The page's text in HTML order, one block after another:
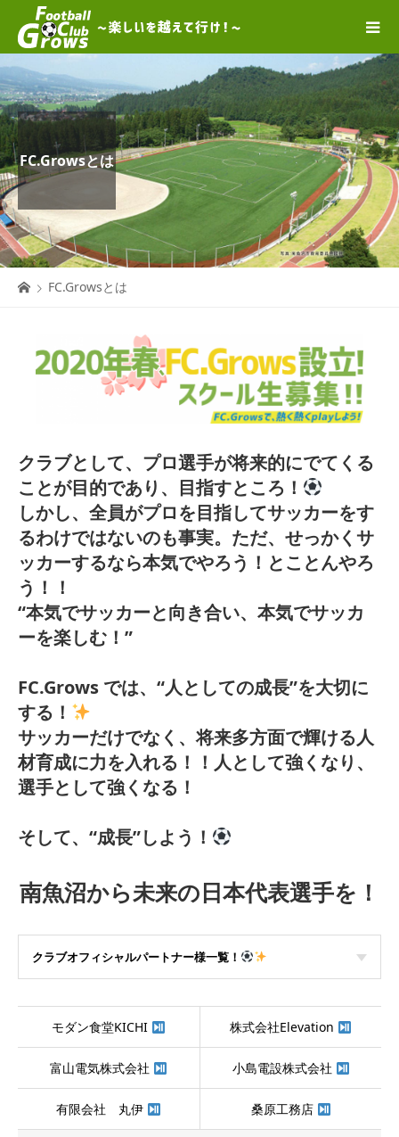
FC.Growsとは
FC.Growsとは
クラブとして、プロ選手が将来的にでてくる
ことが目的であり、目指すところ！
しかし、全員がプロを目指してサッカーをす
るわけではないのも事実。ただ、せっかくサ
ッカーするなら本気でやろう！とことんやろ
う！！
“本気でサッカーと向き合い、本気でサッカ
ーを楽しむ！”
FC.Grows では、“人としての成長”を大切に
する！
サッカーだけでなく、将来多方面で輝ける人
材育成に力を入れる！！人として強くなり、
選手として強くなる！
そして、“成長”しよう！
南魚沼から未来の日本代表選手を！
クラブオフィシャルパートナー様一覧！
モダン食堂KICHI 株式会社Elevation
富山電気株式会社 小島電設株式会社
有限会社 丸伊 桑原工務店